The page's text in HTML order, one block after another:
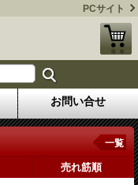
PCサイト
お問い合せ
一覧
売れ筋順